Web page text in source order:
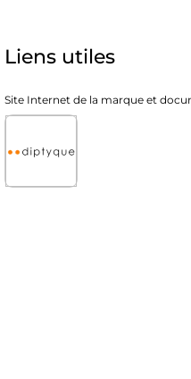
Liens utiles
Site Internet de la marque et